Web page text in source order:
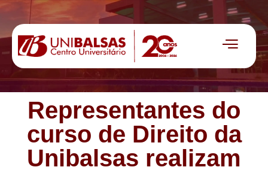
Representantes do
curso de Direito da
Unibalsas realizam